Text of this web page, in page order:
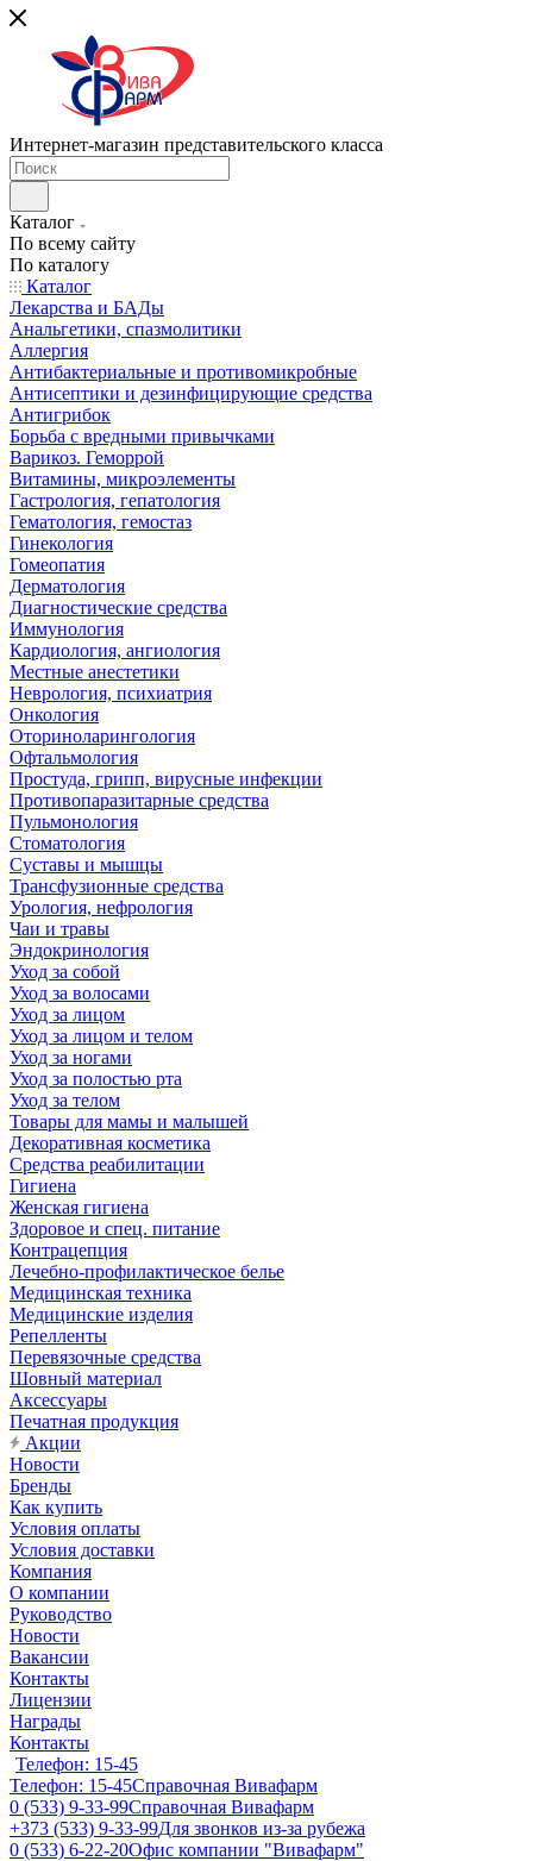
Интернет-магазин представительского класса
Каталог
По всему сайту
По каталогу
Каталог
Лекарства и БАДы
Анальгетики, спазмолитики
Аллергия
Антибактериальные и противомикробные
Антисептики и дезинфицирующие средства
Антигрибок
Борьба с вредными привычками
Варикоз. Геморрой
Витамины, микроэлементы
Гастрология, гепатология
Гематология, гемостаз
Гинекология
Гомеопатия
Дерматология
Диагностические средства
Иммунология
Кардиология, ангиология
Местные анестетики
Неврология, психиатрия
Онкология
Оториноларингология
Офтальмология
Простуда, грипп, вирусные инфекции
Противопаразитарные средства
Пульмонология
Стоматология
Суставы и мышцы
Трансфузионные средства
Урология, нефрология
Чаи и травы
Эндокринология
Уход за собой
Уход за волосами
Уход за лицом
Уход за лицом и телом
Уход за ногами
Уход за полостью рта
Уход за телом
Товары для мамы и малышей
Декоративная косметика
Средства реабилитации
Гигиена
Женская гигиена
Здоровое и спец. питание
Контрацепция
Лечебно-профилактическое белье
Медицинская техника
Медицинские изделия
Репелленты
Перевязочные средства
Шовный материал
Аксессуары
Печатная продукция
Акции
Новости
Бренды
Как купить
Условия оплаты
Условия доставки
Компания
О компании
Руководство
Новости
Вакансии
Контакты
Лицензии
Награды
Контакты
Телефон: 15-45
Телефон: 15-45Справочная Вивафарм
0 (533) 9-33-99Справочная Вивафарм
+373 (533) 9-33-99Для звонков из-за рубежа
0 (533) 6-22-20Офис компании "Вивафарм"